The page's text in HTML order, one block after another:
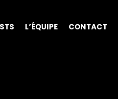
L’ÉQUIPE CONTACT